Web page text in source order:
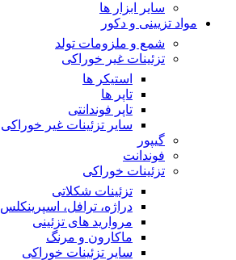
سایر ابزار ها
مواد تزیینی و دکور
شمع و ملزومات تولد
تزئینات غیر خوراکی
استیکر ها
تاپر ها
تاپر فوندانتی
سایر تزئینات غیر خوراکی
گیپور
فوندانت
تزئینات خوراکی
تزئینات شکلاتی
دراژه، ترافل، اسپرینکلس
مروارید های تزئینی
ماکارون و مرنگ
سایر تزئینات خوراکی